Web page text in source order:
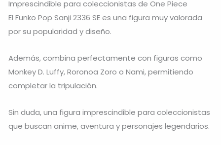
Imprescindible para coleccionistas de One Piece
El Funko Pop Sanji 2336 SE es una figura muy valorada
por su popularidad y diseño.
Además, combina perfectamente con figuras como
Monkey D. Luffy,Roronoa Zoro o Nami, permitiendo
completar la tripulación.
Sin duda, una figura imprescindible para coleccionistas
que buscan anime, aventura y personajes legendarios.